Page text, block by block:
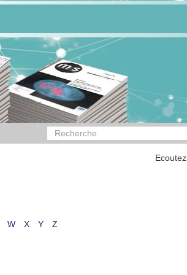
Ecoutez
W X Y Z